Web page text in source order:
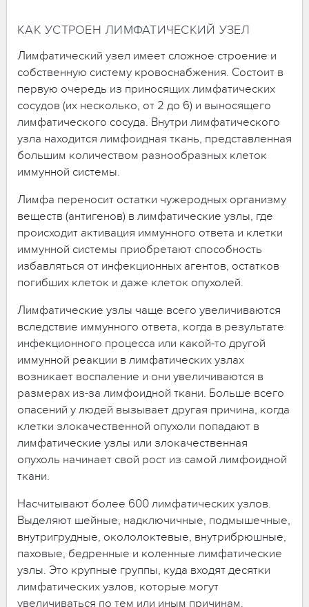
КАК УСТРОЕН ЛИМФАТИЧЕСКИЙ УЗЕЛ
Лимфатический узел имеет сложное строение и
собственную систему кровоснабжения. Состоит в
первую очередь из приносящих лимфатических
сосудов (их несколько, от 2 до 6) и выносящего
лимфатического сосуда. Внутри лимфатического
узла находится лимфоидная ткань, представленная
большим количеством разнообразных клеток
иммунной системы.
Лимфа переносит остатки чужеродных организму
веществ (антигенов) в лимфатические узлы, где
происходит активация иммунного ответа и клетки
иммунной системы приобретают способность
избавляться от инфекционных агентов, остатков
погибших клеток и даже клеток опухолей.
Лимфатические узлы чаще всего увеличиваются
вследствие иммунного ответа, когда в результате
инфекционного процесса или какой-то другой
иммунной реакции в лимфатических узлах
возникает воспаление и они увеличиваются в
размерах из-за лимфоидной ткани. Больше всего
опасений у людей вызывает другая причина, когда
клетки злокачественной опухоли попадают в
лимфатические узлы или злокачественная
опухоль начинает свой рост из самой лимфоидной
ткани.
Насчитывают более 600 лимфатических узлов.
Выделяют шейные, надключичные, подмышечные,
внутригрудные, окололоктевые, внутрибрюшные,
паховые, бедренные и коленные лимфатические
узлы. Это крупные группы, куда входят десятки
лимфатических узлов, которые могут
увеличиваться по тем или иным причинам.